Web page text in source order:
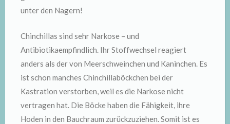
unter den Nagern!
Chinchillas sind sehr Narkose – und
Antibiotikaempfindlich. Ihr Stoffwechsel reagiert
anders als der von Meerschweinchen und Kaninchen. Es
ist schon manches Chinchillaböckchen bei der
Kastration verstorben, weil es die Narkose nicht
vertragen hat. Die Böcke haben die Fähigkeit, ihre
Hoden in den Bauchraum zurückzuziehen. Somit ist es